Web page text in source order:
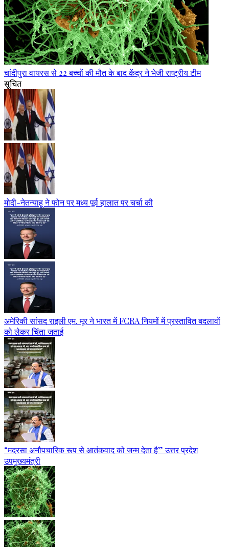
चांदीपुरा वायरस से 22 बच्चों की मौत के बाद केंद्र ने भेजी राष्ट्रीय टीम
सूचित
मोदी-नेतन्याहू ने फोन पर मध्य पूर्व हालात पर चर्चा की
अमेरिकी सांसद राइली एम. मूर ने भारत में FCRA नियमों में प्रस्तावित बदलावों
को लेकर चिंता जताई
“मदरसा अनौपचारिक रूप से आतंकवाद को जन्म देता है” उत्तर प्रदेश
उपमुख्यमंत्री